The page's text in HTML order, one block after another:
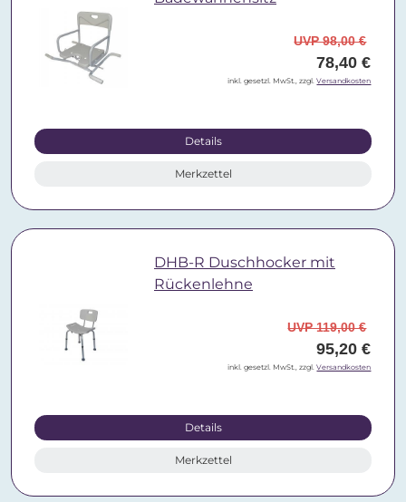
UVP 98,00 €
78,40 €
inkl. gesetzl. MwSt., zzgl.Versandkosten
Details
Merkzettel
DHB-R Duschhocker mit
Rückenlehne
UVP 119,00 €
95,20 €
inkl. gesetzl. MwSt., zzgl.Versandkosten
Details
Merkzettel